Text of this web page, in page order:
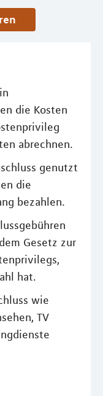
die Kosten
abrechnen.
genutzt
die
bezahlen.
Gesetz zur
hat.
wie
TV